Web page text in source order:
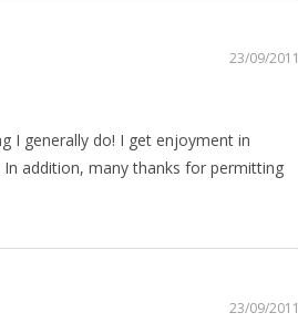
23/09/2011
I generally do! I get enjoyment in
addition, many thanks for permitting
23/09/2011